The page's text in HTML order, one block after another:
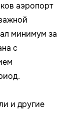
аэропорт
минимум за
с
и другие